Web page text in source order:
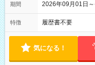
期間 2026年09月01日
特徴 履歴書不要
気になる！